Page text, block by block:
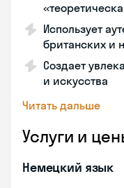
Использует
британских и
Создает
и искусства
Читать дальше
Услуги и
Немецкий язык